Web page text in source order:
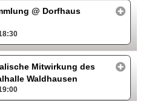
@ Dorfhaus
Mitwirkung des
Waldhausen